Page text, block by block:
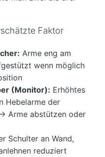
Faktor
Arme eng am
wenn möglich
(Monitor): Erhöhtes
Hebelarme der
Arme abstützen oder
Schulter an Wand,
reduziert